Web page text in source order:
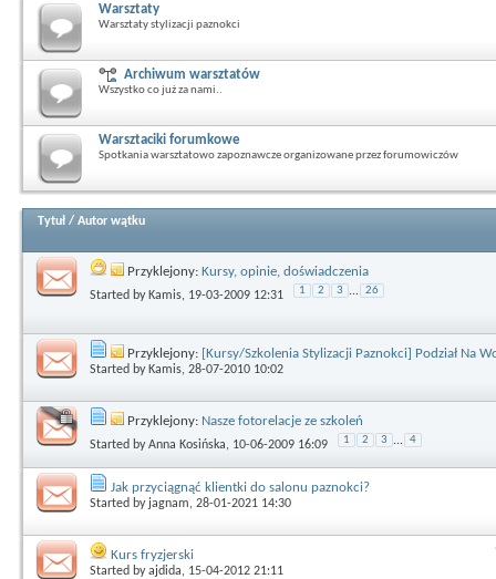
Warsztaty
Warsztaty stylizacji paznokci
Archiwum warsztatów
Wszystko co już za nami..
Warsztaciki forumkowe
Spotkania warsztatowo zapoznawcze organizowane przez forumowiczów
Tytuł / Autor wątku
Przyklejony: Kursy, opinie, doświadczenia
Started by Kamis, 19-03-2009 12:31 1 2 3 ... 26
Przyklejony: [Kursy/Szkolenia Stylizacji Paznokci] Podział Na
Started by Kamis, 28-07-2010 10:02
Przyklejony: Nasze fotorelacje ze szkoleń
Started byAnna Kosińska, 10-06-2009 16:09 1 2 3 ... 4
Jak przyciągnąć klientki do salonu paznokci?
Started by jagnam, 28-01-2021 14:30
Kurs fryzjerski
Started byajdida, 15-04-2012 21:11